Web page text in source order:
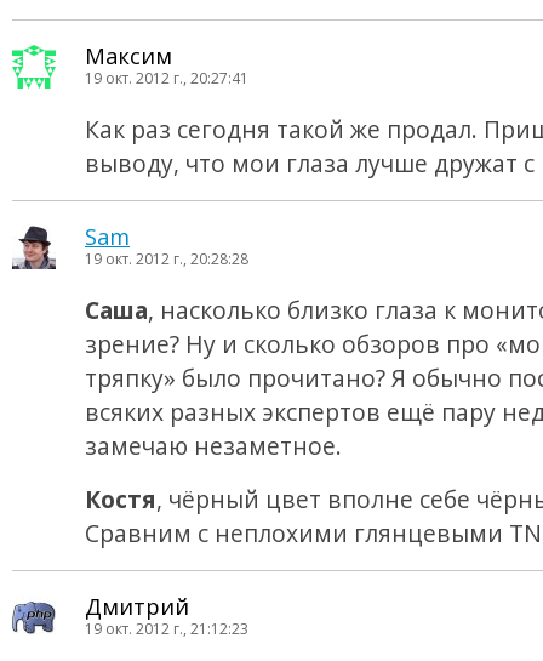
Максим
19 окт. 2012 г., 20:27:41
Как раз сегодня такой же продал.
выводу, что мои глаза лучше дружат
Sam
19 окт. 2012 г., 20:28:28
Саша, насколько близко глаза к
зрение? Ну и сколько обзоров про
тряпку» было прочитано? Я обычно
всяких разных экспертов ещё пару
замечаю незаметное.
Костя, чёрный цвет вполне себе
Сравним с неплохими глянцевыми
Дмитрий
19 окт. 2012 г., 21:12:23